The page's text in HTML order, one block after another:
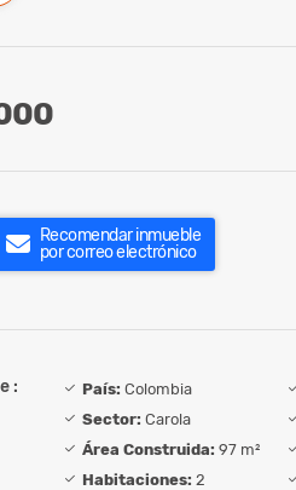
Recomendar inmueble
por correo electrónico
: País: Colombia
Sector: Carola
Área Construida: 97 m²
Habitaciones: 2